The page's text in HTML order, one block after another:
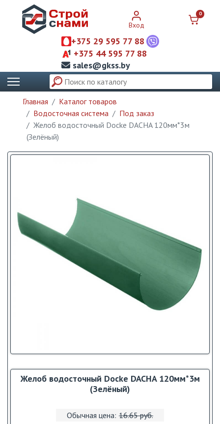
+375 29 595 77 88
+375 44 595 77 88
sales@gkss.by
Вход
0
Главная
Каталог товаров
Водосточная система
Под заказ
Желоб водосточный Dоcke DACHA 120мм*3м
(Зелёный)
Желоб водосточный Dоcke DACHA 120мм*3м
(Зелёный)
Обычная цена: 16.65 pуб.